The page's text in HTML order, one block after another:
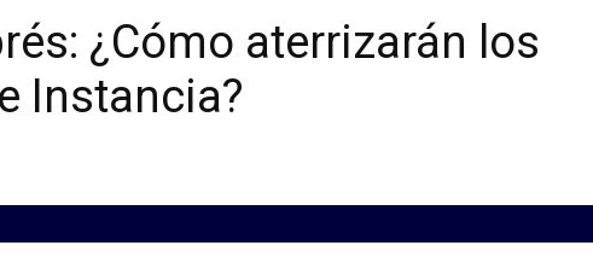
¿Cómo aterrizarán los
Instancia?